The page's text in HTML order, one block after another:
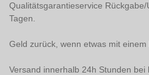
Qualitätsgarantieservice
Tagen.
Geld zurück, wenn etwas mit einem
Versand innerhalb 24h Stunden bei